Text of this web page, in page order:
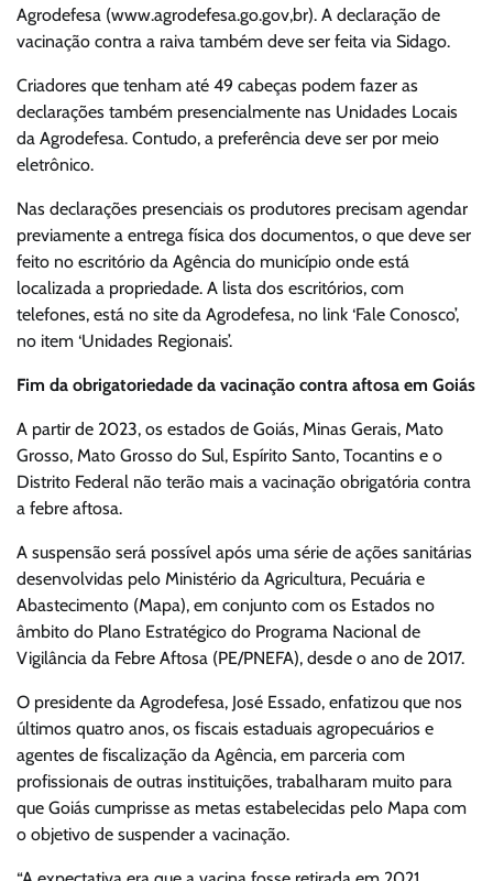
Agrodefesa (www.agrodefesa.go.gov,br). A declaração de
vacinação contra a raiva também deve ser feita via Sidago.
Criadores que tenham até 49 cabeças podem fazer as
declarações também presencialmente nas Unidades Locais
da Agrodefesa. Contudo, a preferência deve ser por meio
eletrônico.
Nas declarações presenciais os produtores precisam agendar
previamente a entrega física dos documentos, o que deve ser
feito no escritório da Agência do município onde está
localizada a propriedade. A lista dos escritórios, com
telefones, está no site da Agrodefesa, no link ‘Fale Conosco’,
no item ‘Unidades Regionais’.
Fim da obrigatoriedade da vacinação contra aftosa em Goiás
A partir de 2023, os estados de Goiás, Minas Gerais, Mato
Grosso, Mato Grosso do Sul, Espírito Santo, Tocantins e o
Distrito Federal não terão mais a vacinação obrigatória contra
a febre aftosa.
A suspensão será possível após uma série de ações sanitárias
desenvolvidas pelo Ministério da Agricultura, Pecuária e
Abastecimento (Mapa), em conjunto com os Estados no
âmbito do Plano Estratégico do Programa Nacional de
Vigilância da Febre Aftosa (PE/PNEFA), desde o ano de 2017.
O presidente da Agrodefesa, José Essado, enfatizou que nos
últimos quatro anos, os fiscais estaduais agropecuários e
agentes de fiscalização da Agência, em parceria com
profissionais de outras instituições, trabalharam muito para
que Goiás cumprisse as metas estabelecidas pelo Mapa com
o objetivo de suspender a vacinação.